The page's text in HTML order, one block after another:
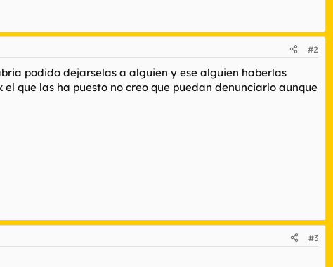
#2
podido dejarselas a alguien y ese alguien haberlas
que las ha puesto no creo que puedan denunciarlo aunque
#3